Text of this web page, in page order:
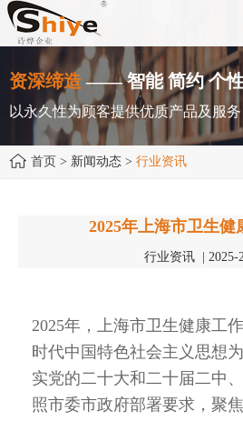
资深缔造 —— 智能 简约 个
以永久性为顾客提供优质产品及服务
首页 > 新闻动态 > 行业资讯
2025年上海市卫生健
行业资讯 | 2025-
2025年，上海市卫生健康工
时代中国特色社会主义思想
实党的二十大和二十届二中
照市委市政府部署要求，聚